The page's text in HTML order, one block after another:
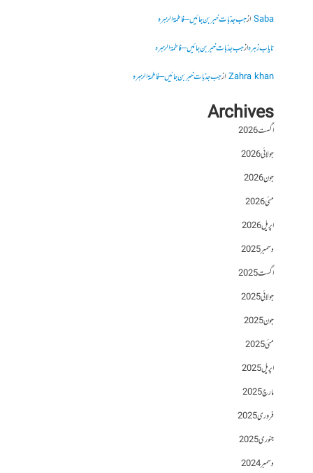
Sabaازجب جذبات خبر بن جائیں – فاطمۃالزہرہ
نایاب زہرہازجب جذبات خبر بن جائیں – فاطمۃالزہرہ
Zahra khanازجب جذبات خبر بن جائیں – فاطمۃالزہرہ
Archives
اگست 2026
جولائی 2026
جون 2026
مئی 2026
اپریل 2026
دسمبر 2025
اگست 2025
جولائی 2025
جون 2025
مئی 2025
اپریل 2025
مارچ 2025
فروری 2025
جنوری 2025
دسمبر 2024